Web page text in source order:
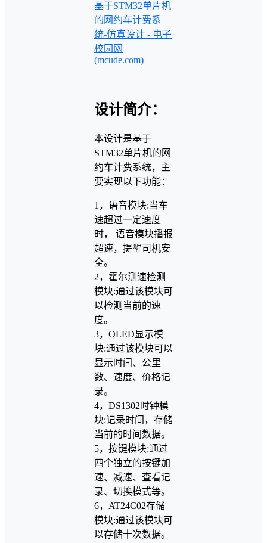
基于STM32单片机
的网约车计费系
统-仿真设计 - 电子
校园网
(mcude.com)
设计简介：
本设计是基于
STM32单片机的网
约车计费系统，主
要实现以下功能：
1，语音模块:当车
速超过一定速度
时， 语音模块播报
超速，提醒司机安
全。
2，霍尔测速检测
模块:通过该模块可
以检测当前的速
度。
3，OLED显示模
块:通过该模块可以
显示时间、公里
数、速度、价格记
录。
4，DS1302时钟模
块:记录时间，存储
当前的时间数据。
5，按键模块:通过
四个独立的按键加
速、减速、查看记
录、切换模式等。
6，AT24C02存储
模块:通过该模块可
以存储十次数据。